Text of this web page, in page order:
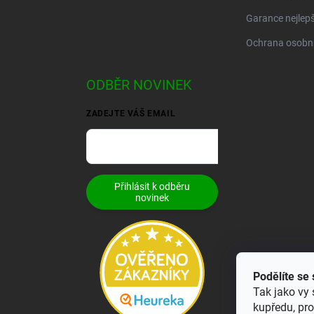
Podělíte se
Tak jako vy
kupředu,
Garance
Ochrana
ODBĚR NOVINEK
ZADEJTE VÁŠ EMAIL
Přihlásit k odběru
novinek